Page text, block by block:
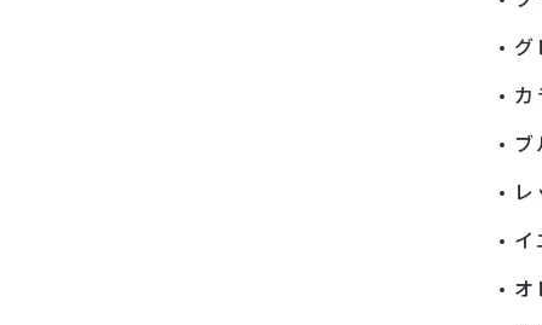
グ
カ
ブ
イ
オ